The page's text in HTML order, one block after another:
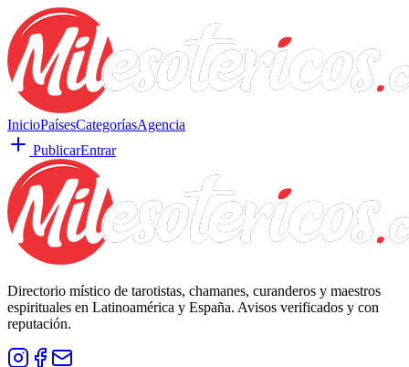
InicioPaísesCategoríasAgencia
PublicarEntrar
Directorio místico de tarotistas, chamanes, curanderos y maestros
espirituales en Latinoamérica y España. Avisos verificados y con
reputación.